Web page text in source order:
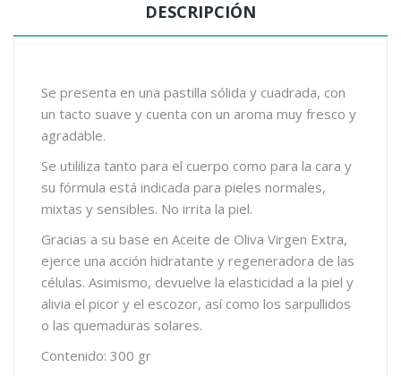
DESCRIPCIÓN
Se presenta en una pastilla sólida y cuadrada, con
un tacto suave y cuenta con un aroma muy fresco y
agradable.
Se utililiza tanto para el cuerpo como para la cara y
su fórmula está indicada para pieles normales,
mixtas y sensibles. No irrita la piel.
Gracias a su base en Aceite de Oliva Virgen Extra,
ejerce una acción hidratante y regeneradora de las
células. Asimismo, devuelve la elasticidad a la piel y
alivia el picor y el escozor, así como los sarpullidos
o las quemaduras solares.
Contenido: 300 gr